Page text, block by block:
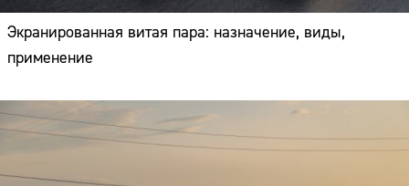
Экранированная витая пара: назначение, виды,
применение